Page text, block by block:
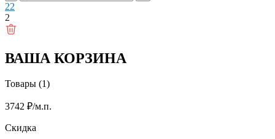
22
2
ВАША КОРЗИНА
Товары (1)
3742 ₽/м.п.
Скидка